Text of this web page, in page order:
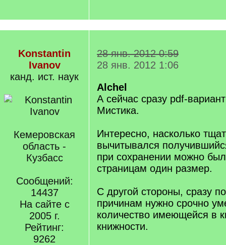
Konstantin
Ivanov
канд. ист. наук
Кемеровская
область -
Кузбасс
Сообщений:
14437
На сайте с
2005 г.
Рейтинг:
9262
28 янв. 2012 0:59
28 янв. 2012 1:06
Alchel
А сейчас сразу pdf-
Мистика.
Интересно, насколько
вычитывался
при сохранении можно
страницам один размер.
С другой стороны, сразу
причинам нужно срочно
количество имеющейся в
книжности.